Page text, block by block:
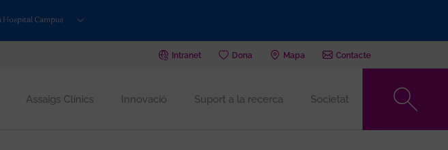
Intranet Dona Mapa Contacte
Assaigs Clínics Innovació Suport a la recerca Societat